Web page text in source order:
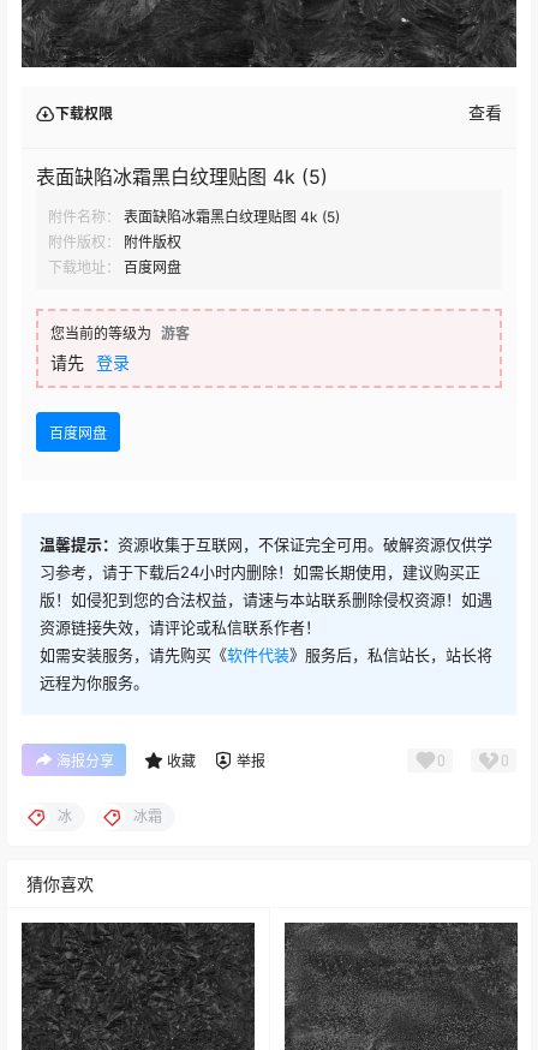
下载权限 查看
表面缺陷冰霜黑白纹理贴图 4k (5)
附件名称：
表面缺陷冰霜黑白纹理贴图 4k (5)
附件版权：
附件版权
下载地址：
百度网盘
您当前的等级为 游客
请先 登录
百度网盘
温馨提示： 资源收集于互联网，不保证完全可用。破解资源仅供学
习参考，请于下载后24小时内删除！如需长期使用，建议购买正
版！如侵犯到您的合法权益，请速与本站联系删除侵权资源！如遇
资源链接失效，请评论或私信联系作者！
如需安装服务，请先购买《软件代装》服务后，私信站长，站长将
远程为你服务。
海报分享 收藏 举报 0 0
冰 冰霜
猜你喜欢